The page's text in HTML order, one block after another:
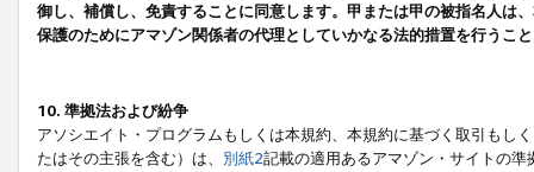
御し、補償し、免責することに同意します。甲または甲の被指名人は
保護のためにアマゾン関係者の代理としていかなる法的措置を行うこ
10. 準拠法および紛争
アソシエイト・プログラムもしくは本規約、本規約に基づく取引もし
たはその主張を含む）は、 別紙2記載の適用あるアマゾン・サイトの